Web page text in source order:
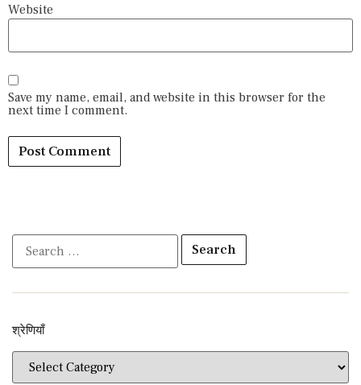
Website
Save my name, email, and website in this browser for the
next time I comment.
श्रेणियाँ​​